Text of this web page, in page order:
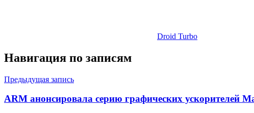
Droid Turbo
Навигация по записям
Предыдущая запись
ARM анонсировала серию графических ускорителей